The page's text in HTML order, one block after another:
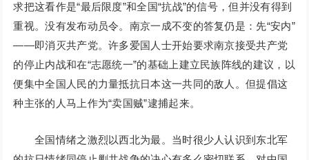
求把这看作是“最后限度”和全国“抗战”的信号，但并没有得到
重视。没有发布动员令。南京一成不变的答复仍是：先“安内”
——即消灭共产党。许多爱国人士开始要求南京接受共产党
的停止内战和在“志愿统一”的基础上建立民族阵线的建议，以
便集中全国人民的力量抵抗日本这一共同的敌人。但提倡这
种主张的人马上作为“卖国贼”逮捕起来。
全国情绪之激烈以西北为最。当时很少人认识到东北军